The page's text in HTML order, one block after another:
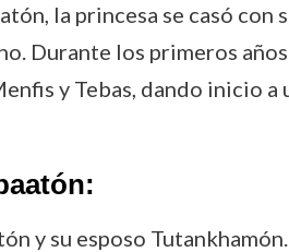
la princesa se casó con
Durante los primeros
y Tebas, dando inicio a
y su esposo Tutankhamón.